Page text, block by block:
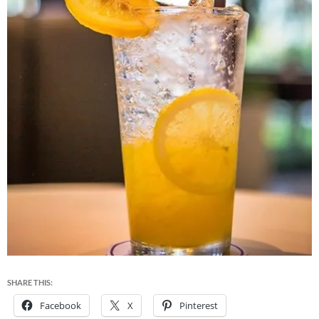
SHARE THIS:
Facebook X Pinterest